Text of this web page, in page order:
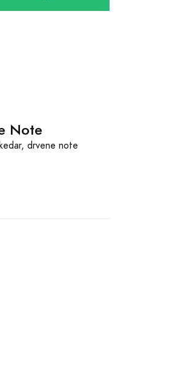
Note
drvene note